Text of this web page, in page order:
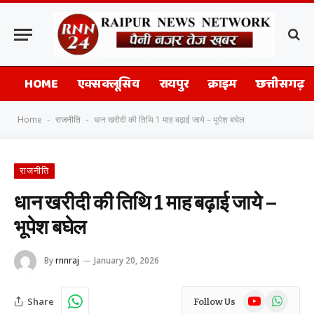
HOME एक्सक्लूसिव रायपुर क्राइम छत्तीसगढ़
Home - राजनीति - धान खरीदी की तिथि 1 माह बढ़ाई जाये – भूपेश बघेल
राजनीति
धान खरीदी की तिथि 1 माह बढ़ाई जाये –
भूपेश बघेल
Byrnnraj January 20, 2026
Share Follow Us YouTubeWhatsApp